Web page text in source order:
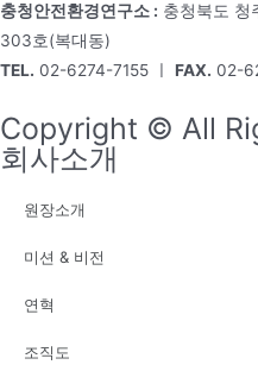
충청안전환경연구소 : 충청북도 청
303호(복대동)
TEL. 02-6274-7155 ㅣ FAX. 02-
Copyright © All
회사소개
원장소개
미션 & 비전
연혁
조직도